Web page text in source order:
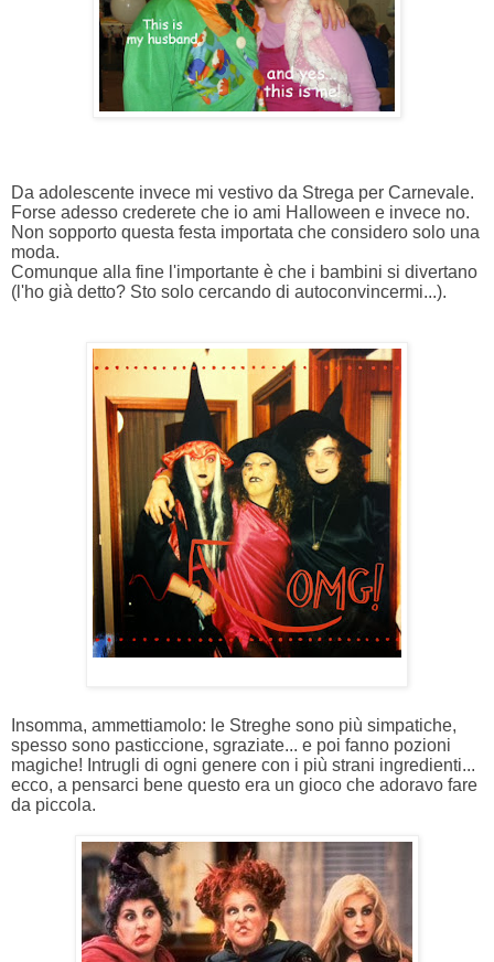
Da adolescente invece mi vestivo da Strega per Carnevale.
Forse adesso crederete che io ami Halloween e invece no.
Non sopporto questa festa importata che considero solo una
moda.
Comunque alla fine l'importante è che i bambini si divertano
(l'ho già detto? Sto solo cercando di autoconvincermi...).
Insomma, ammettiamolo: le Streghe sono più simpatiche,
spesso sono pasticcione, sgraziate... e poi fanno pozioni
magiche! Intrugli di ogni genere con i più strani ingredienti...
ecco, a pensarci bene questo era un gioco che adoravo fare
da piccola.